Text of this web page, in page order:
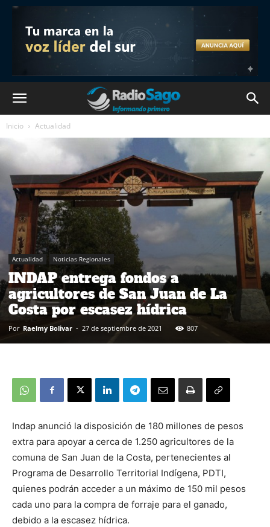
Inicio Actualidad
Actualidad Noticias Regionales
INDAP entrega fondos a
agricultores de San Juan de La
Costa por escasez hídrica
Por Raelmy Bolivar - 27 de septiembre de 2021 807
Indap anunció la disposición de 180 millones de pesos
extra para apoyar a cerca de 1.250 agricultores de la
comuna de San Juan de la Costa, pertenecientes al
Programa de Desarrollo Territorial Indígena, PDTI,
quienes podrán acceder a un máximo de 150 mil pesos
cada uno para la compra de forraje para el ganado,
debido a la escasez hídrica.